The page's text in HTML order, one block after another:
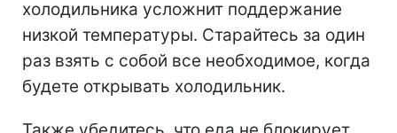
холодильника усложнит поддержание
низкой температуры. Старайтесь за один
раз взять с собой все необходимое, когда
будете открывать холодильник.